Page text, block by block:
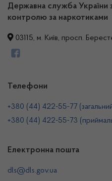
Державна служба України
контролю за наркотиками
03115, м. Київ, просп.
Телефони
+380 (44) 422-55-77
+380 (44) 422-55-73
Електронна пошта
dls@dls.gov.ua